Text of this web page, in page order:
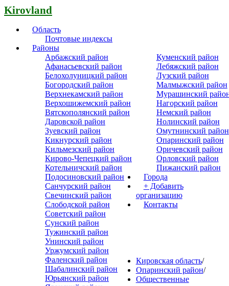
Kirovland
Область
Почтовые индексы
Районы
Арбажский район
Афанасьевский район
Белохолуницкий район
Богородский район
Верхнекамский район
Верхошижемский район
Вятскополянский район
Даровской район
Зуевский район
Кикнурский район
Кильмезский район
Кирово-Чепецкий район
Котельничский район
Куменский район
Лебяжский район
Лузский район
Малмыжский район
Мурашинский
Нагорский район
Немский район
Нолинский район
Омутнинский район
Опаринский район
Оричевский район
Орловский район
Пижанский район
Подосиновский район
Санчурский район
Свечинский район
Слободской район
Советский район
Сунский район
Тужинский район
Унинский район
Уржумский район
Фаленский район
Шабалинский район
Юрьянский район
Города
+ Добавить
организацию
Контакты
Кировская область/
Опаринский район/
Общественные